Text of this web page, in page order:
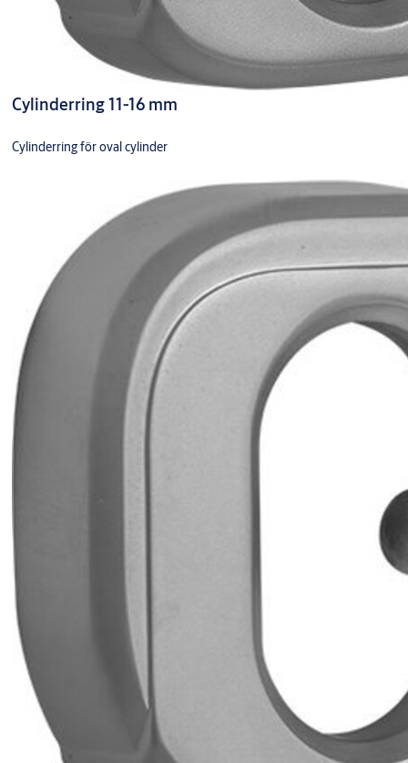
Cylinderring 11-16 mm
Cylinderring för oval cylinder